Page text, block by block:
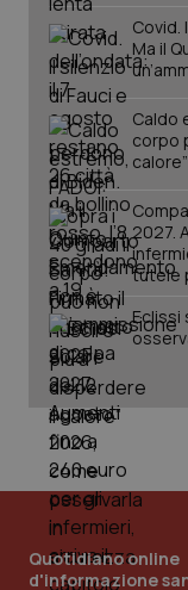
Covid.
Ma il
Caldo
corpo
calore”
2027.
tutele
Eclissi
Quotidiano online
d'informazione